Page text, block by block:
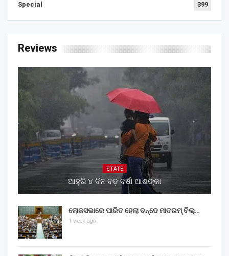
Special 399
Reviews
STATE
ଆହୁରି ୪ ଦିନ ବଡ଼ ବର୍ଷା ଆଶଙ୍କା
ଲୋକସଭାରେ ପାରିତ ହେଲା ବନ୍ଦେ ମାତରମ୍‌ ବିଲ୍‌…
1 week ago